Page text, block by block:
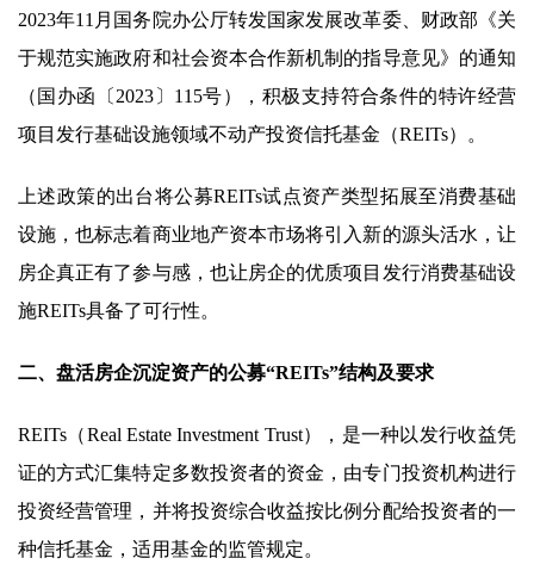
2023年11月国务院办公厅转发国家发展改革委、财政部《关
于规范实施政府和社会资本合作新机制的指导意见》的通知
（国办函〔2023〕115号），积极支持符合条件的特许经营
项目发行基础设施领域不动产投资信托基金（REITs）。
上述政策的出台将公募REITs试点资产类型拓展至消费基础
设施，也标志着商业地产资本市场将引入新的源头活水，让
房企真正有了参与感，也让房企的优质项目发行消费基础设
施REITs具备了可行性。
二、盘活房企沉淀资产的公募“REITs”结构及要求
REITs（Real Estate Investment Trust），是一种以发行收益凭
证的方式汇集特定多数投资者的资金，由专门投资机构进行
投资经营管理，并将投资综合收益按比例分配给投资者的一
种信托基金，适用基金的监管规定。